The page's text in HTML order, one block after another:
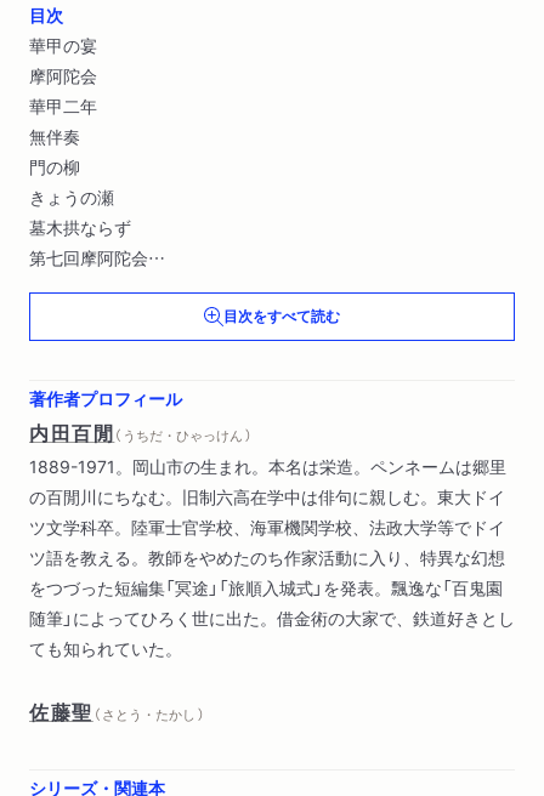
目次
華甲の宴
摩阿陀会
華甲二年
無伴奏
門の柳
きょうの瀬
墓木拱ならず
第七回摩阿陀会
未だか十二年
目次をすべて読む
著作者プロフィール
内田百閒（ うちだ・ひゃっけん ）
1889-1971。岡山市の生まれ。本名は栄造。ペンネームは郷里
の百閒川にちなむ。旧制六高在学中は俳句に親しむ。東大ドイ
ツ文学科卒。陸軍士官学校、海軍機関学校、法政大学等でドイ
ツ語を教える。教師をやめたのち作家活動に入り、特異な幻想
をつづった短編集「冥途」「旅順入城式」を発表。飄逸な「百鬼園
随筆」によってひろく世に出た。借金術の大家で、鉄道好きとし
ても知られていた。
佐藤聖 （ さとう・たかし ）
シリーズ・関連本